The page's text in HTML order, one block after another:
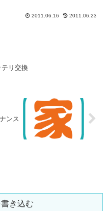
2011.06.16 2011.06.23
リ交換
ンス
き込む